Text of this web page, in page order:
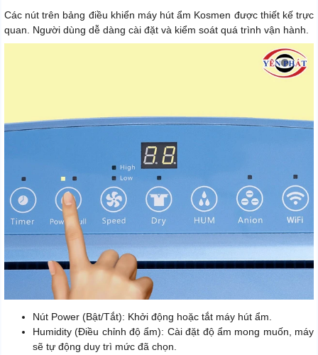
Các nút trên bảng điều khiển máy hút ẩm Kosmen được thiết kế trực
quan. Người dùng dễ dàng cài đặt và kiểm soát quá trình vận hành.
Nút Power (Bật/Tắt): Khởi động hoặc tắt máy hút ẩm.
Humidity (Điều chỉnh độ ẩm): Cài đặt độ ẩm mong muốn, máy
sẽ tự động duy trì mức đã chọn.